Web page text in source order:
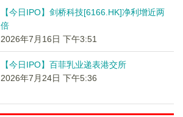
【今日IPO】剑桥科技[6166.HK]净利增近两
倍
2026年7月16日 下午3:51
【今日IPO】百菲乳业递表港交所
2026年7月24日 下午5:36